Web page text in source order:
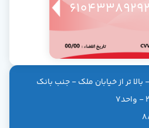
تر از خیابان ملک - جنب بانک